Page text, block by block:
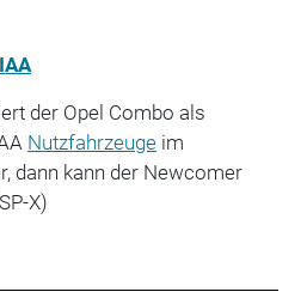
IAA
der Opel Combo als
Nutzfahrzeugeim
dann kann der Newcomer
X)